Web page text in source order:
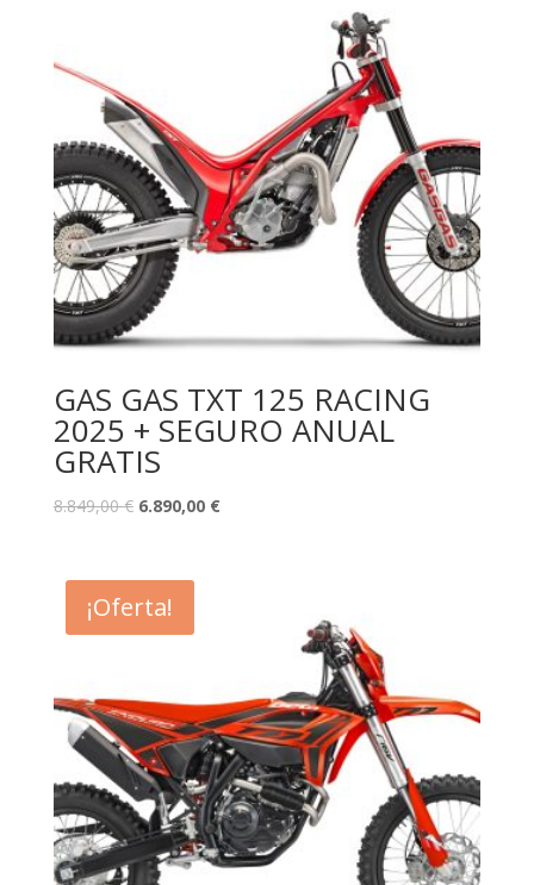
GAS GAS TXT 125 RACING
2025 + SEGURO ANUAL
GRATIS
8.849,00€ 6.890,00 €
¡Oferta!